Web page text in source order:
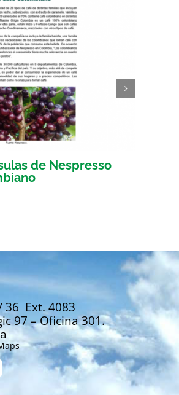
de Nespresso
36 Ext. 4083
97 – Oficina 301.